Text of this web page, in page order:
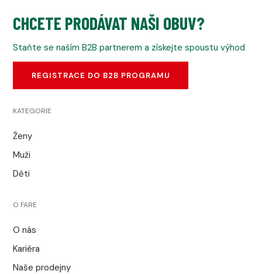
CHCETE PRODÁVAT NAŠI OBUV?
Staňte se naším B2B partnerem a získejte spoustu výhod
REGISTRACE DO B2B PROGRAMU
KATEGORIE
Ženy
Muži
Děti
O FARE
O nás
Kariéra
Naše prodejny